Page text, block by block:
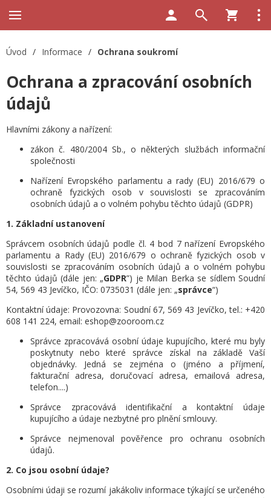
Úvod / Informace / Ochrana soukromí
Ochrana a zpracování osobních
údajů
Hlavními zákony a nařízení:
zákon č. 480/2004 Sb., o některých službách informační
společnosti
Nařízení Evropského parlamentu a rady (EU) 2016/679 o
ochraně fyzických osob v souvislosti se zpracováním
osobních údajů a o volném pohybu těchto údajů (GDPR)
1. Základní ustanovení
Správcem osobních údajů podle čl. 4 bod 7 nařízení Evropského
parlamentu a Rady (EU) 2016/679 o ochraně fyzických osob v
souvislosti se zpracováním osobních údajů a o volném pohybu
těchto údajů (dále jen: „GDPR”) je Milan Berka se sídlem Soudní
54, 569 43 Jevíčko, IČO: 0735031 (dále jen: „správce“)
Kontaktní údaje: Provozovna: Soudní 67, 569 43 Jevíčko, tel.: +420
608 141 224, email: eshop@zooroom.cz
Správce zpracovává osobní údaje kupujícího, které mu byly
poskytnuty nebo které správce získal na základě Vaší
objednávky. Jedná se zejména o (jméno a příjmení,
fakturační adresa, doručovací adresa, emailová adresa,
telefon....)
Správce zpracovává identifikační a kontaktní údaje
kupujícího a údaje nezbytné pro plnění smlouvy.
Správce nejmenoval pověřence pro ochranu osobních
údajů.
2. Co jsou osobní údaje?
Osobními údaji se rozumí jakákoliv informace týkající se určeného